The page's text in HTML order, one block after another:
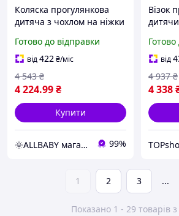
Коляска прогулянкова
дитяча з чохлом на ніжки
Elegans A-12295 з
алюмінієвою рамою
Готово до відправки
від422₴/міс
4 224.99₴
4 543 ₴
Купити
🌞ALLBABY магазин товарів для дітей 99%
Візок
коляска
від
4 338
4 937 ₴
1 2 3 ...
Показано 1 - 29 товарів